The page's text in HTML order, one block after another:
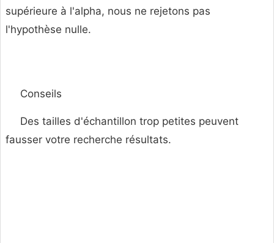
supérieure à l'alpha, nous ne rejetons pas
l'hypothèse nulle.
Conseils
Des tailles d'échantillon trop petites peuvent
fausser votre recherche résultats.